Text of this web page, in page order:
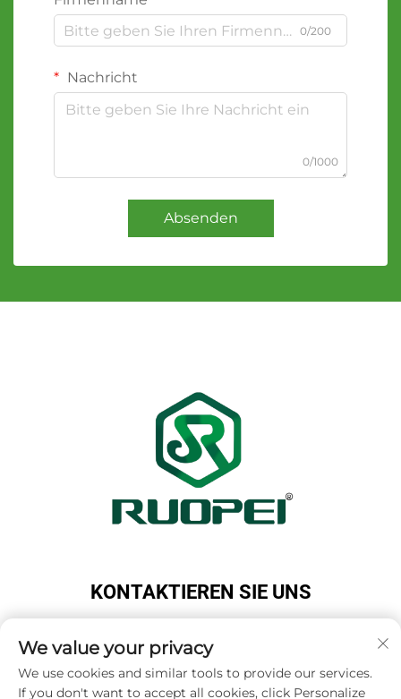
0/200
Nachricht
0/1000
Absenden
KONTAKTIEREN SIE UNS
City, Jinhua City, Zhejiang Province, China
Tel.:+86-13616897017
We value your privacy
We use cookies and similar tools to provide our services.
If you don't want to accept all cookies, click Personalize